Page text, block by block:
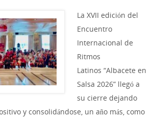
La XVII edición del
Encuentro
Internacional de
Ritmos
Latinos “Albacete en
Salsa 2026” llegó a
su cierre dejando
y consolidándose, un año más, como